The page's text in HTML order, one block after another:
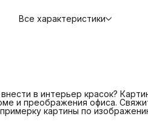
📌 Печать на плотном
📌 Галерейная натяжка
Все характеристики
в интерьер красок?
и преображения офиса.
картины по